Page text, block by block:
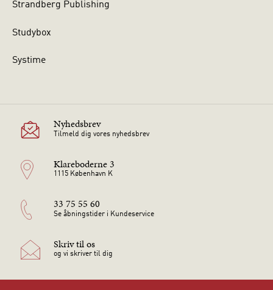
Strandberg Publishing
Studybox
Systime
Nyhedsbrev
Tilmeld dig vores nyhedsbrev
Klareboderne 3
1115 København K
33 75 55 60
Se åbningstider i Kundeservice
Skriv til os
og vi skriver til dig